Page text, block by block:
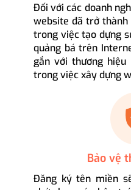
Đối với các doanh
website đã trở
trong việc tạo dựng
quảng bá trên
gắn với thương
trong việc xây dựng
Bảo vệ
Đăng ký tên miền